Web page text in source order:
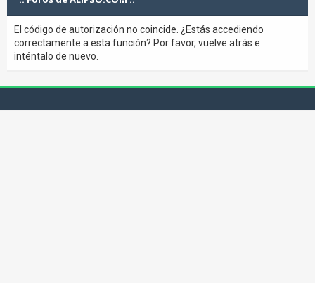
El código de autorización no coincide. ¿Estás accediendo
correctamente a esta función? Por favor, vuelve atrás e
inténtalo de nuevo.